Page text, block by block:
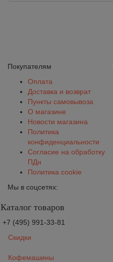
Покупателям
Оплата
Доставка и возврат
Пункты самовывоза
О магазине
Новости магазина
Политика
конфиденциальности
Согласие на обработку
ПДн
Политика cookie
Мы в соцсетях:
Каталог товаров
+7 (495) 991-33-81
Скидки
Кофемашины